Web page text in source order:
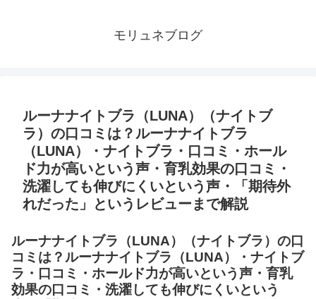
モリュネブログ
ルーナナイトブラ（LUNA）（ナイトブ
ラ）の口コミは？ルーナナイトブラ
（LUNA）・ナイトブラ・口コミ・ホール
ド力が高いという声・育乳効果の口コミ・
洗濯しても伸びにくいという声・「期待外
れだった」というレビューまで解説
ルーナナイトブラ（LUNA）（ナイトブラ）の口
コミは？ルーナナイトブラ（LUNA）・ナイトブ
ラ・口コミ・ホールド力が高いという声・育乳
効果の口コミ・洗濯しても伸びにくいという